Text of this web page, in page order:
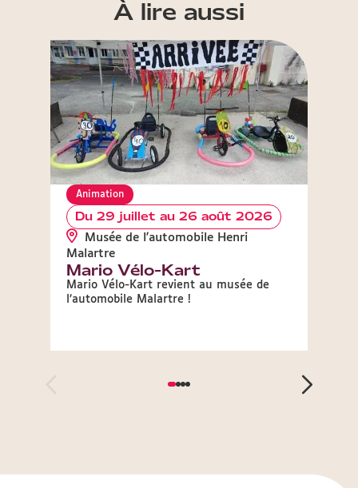
À lire aussi
Animation
Du 29 juillet au 26 août 2026
Musée de l'automobile Henri
Malartre
Mario Vélo-Kart
Mario Vélo-Kart revient au musée de
l’automobile Malartre !